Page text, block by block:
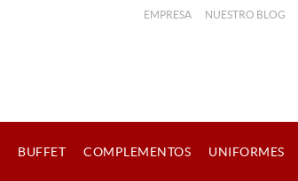
EMPRESA NUESTRO BLOG
BUFFET COMPLEMENTOS UNIFORMES